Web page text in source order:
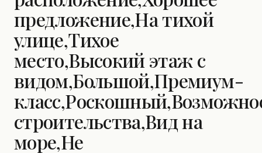
предложение,На тихой
улице,Тихое
место,Высокий этаж с
видом,Большой,Премиум-
строительства,Вид на
море,Не